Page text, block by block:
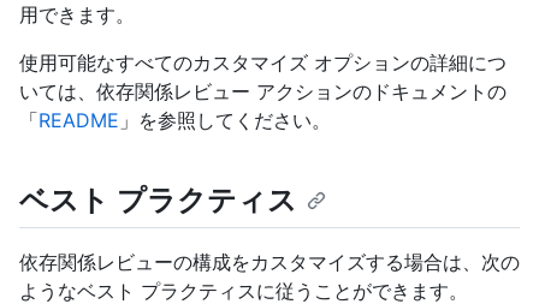
用できます。
使用可能なすべてのカスタマイズ オプションの詳細につ
いては、依存関係レビュー アクションのドキュメントの
「README 」を参照してください。
ベスト プラクティス
依存関係レビューの構成をカスタマイズする場合は、次の
ようなベスト プラクティスに従うことができます。